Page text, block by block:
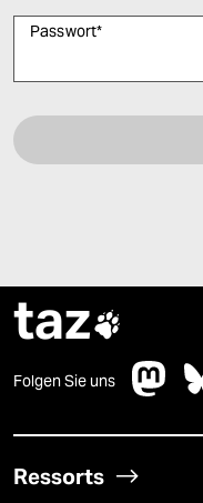
Passwort*
taz
Folgen Sie uns
Ressorts